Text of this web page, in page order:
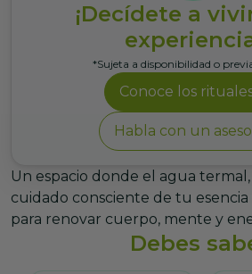
¡Decídete a
*Sujeta a disponibilidad o
Conoce los
Habla con un
Un espacio donde el agua termal,
cuidado consciente de tu
para renovar cuerpo, mente y
Debes